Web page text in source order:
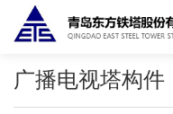
广播电视塔构件